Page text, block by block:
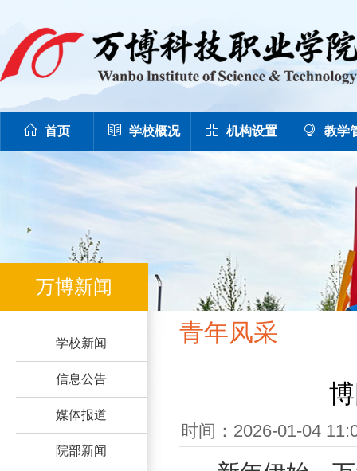
首页 学校概况 机构设置 教学
万博新闻
学校新闻
信息公告
媒体报道
院部新闻
青年风采
时间：2026-01-04